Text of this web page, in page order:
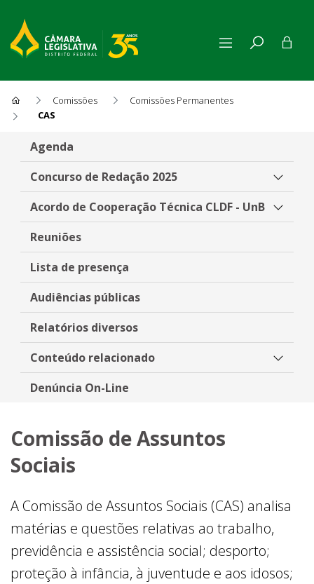
Comissões
Comissões Permanentes
CAS
Comissão de Assuntos
Agenda
Concurso de Redação 2025
Acordo de Cooperação Técnica CLDF - UnB
Reuniões
Lista de presença
Audiências públicas
Relatórios diversos
Conteúdo relacionado
Denúncia On-Line
Comissão de Assuntos
Sociais
A Comissão de Assuntos Sociais (CAS) analisa
matérias e questões relativas ao trabalho,
previdência e assistência social; desporto;
proteção à infância, à juventude e aos idosos;